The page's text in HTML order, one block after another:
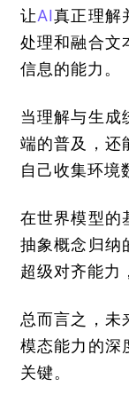
让AI真正理解
处理和融合文
信息的能力。
当理解与生成
端的普及，还
自己收集环境
在世界模型的
抽象概念归纳
超级对齐能力
总而言之，未
模态能力的深
关键。